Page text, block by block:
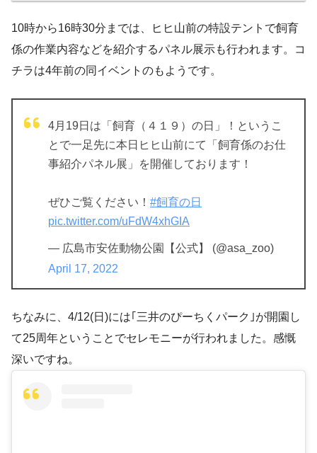
10時から16時30分までは、ヒヒ山前の特設テントで飼育
係の作業内容などを紹介するパネル展示も行われます。コ
チラは4年前の同イベントのもようです。
4月19日は「飼育（４１９）の日」！というこ
とで一足先に本日ヒヒ山前にて「飼育係のお仕
事紹介パネル展」を開催しております！
ぜひご覧ください！ #飼育の日
pic.twitter.com/uFdW4xhGIA
— 広島市安佐動物公園【公式】 (@asa_zoo)
April 17, 2022
ちなみに、4/12(日)には｢三井のぴーちくパーク｣が開園し
て25周年ということでセレモニーが行われました。感慨
深いですね。